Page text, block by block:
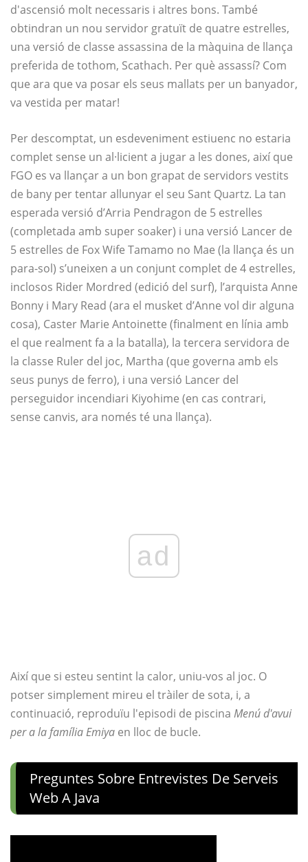
d'ascensió molt necessaris i altres bons. També
obtindran un nou servidor gratuït de quatre estrelles,
una versió de classe assassina de la màquina de llança
preferida de tothom, Scathach. Per què assassí? Com
que ara que va posar els seus mallats per un banyador,
va vestida per matar!
Per descomptat, un esdeveniment estiuenc no estaria
complet sense un al·licient a jugar a les dones, així que
FGO es va llançar a un bon grapat de servidors vestits
de bany per tentar allunyar el seu Sant Quartz. La tan
esperada versió d’Arria Pendragon de 5 estrelles
(completada amb super soaker) i una versió Lancer de
5 estrelles de Fox Wife Tamamo no Mae (la llança és un
para-sol) s’uneixen a un conjunt complet de 4 estrelles,
inclosos Rider Mordred (edició del surf), l’arquista Anne
Bonny i Mary Read (ara el musket d’Anne vol dir alguna
cosa), Caster Marie Antoinette (finalment en línia amb
el que realment fa a la batalla), la tercera servidora de
la classe Ruler del joc, Martha (que governa amb els
seus punys de ferro), i una versió Lancer del
perseguidor incendiari Kiyohime (en cas contrari,
sense canvis, ara només té una llança).
ad
Així que si esteu sentint la calor, uniu-vos al joc. O
potser simplement mireu el tràiler de sota, i, a
continuació, reproduïu l'episodi de piscina Menú d'avui
per a la família Emiya en lloc de bucle.
Preguntes Sobre Entrevistes De Serveis
Web A Java